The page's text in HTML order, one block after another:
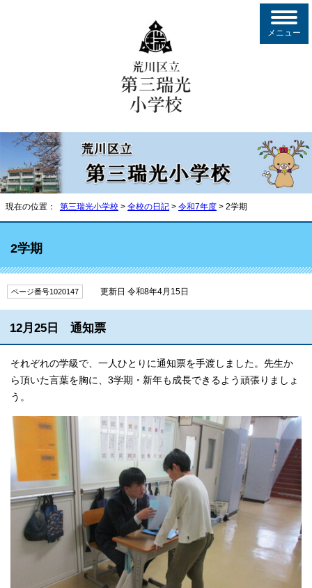
メニュー
現在の位置： 第三瑞光小学校 > 全校の日記 > 令和7年度 > 2学期
2学期
ページ番号1020147 更新日 令和8年4月15日
12月25日 通知票
それぞれの学級で、一人ひとりに通知票を手渡しました。先生か
ら頂いた言葉を胸に、3学期・新年も成長できるよう頑張りましょ
う。